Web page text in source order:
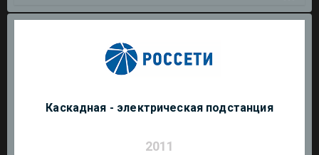
Каскадная - электрическая подстанция
2011